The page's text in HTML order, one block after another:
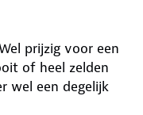
prijzig voor een
of heel zelden
wel een degelijk